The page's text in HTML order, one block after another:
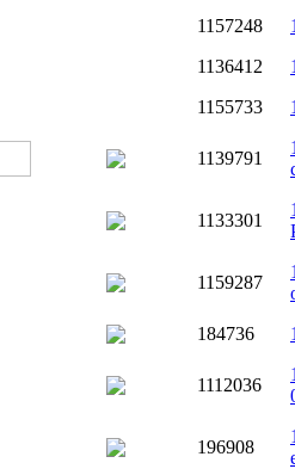
1157248
1136412
1155733
1139791
1133301
1159287
184736
1112036
196908